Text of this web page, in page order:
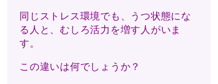
同じストレス環境でも、うつ状態にな
る人と、むしろ活力を増す人がいま
す。
この違いは何でしょうか？